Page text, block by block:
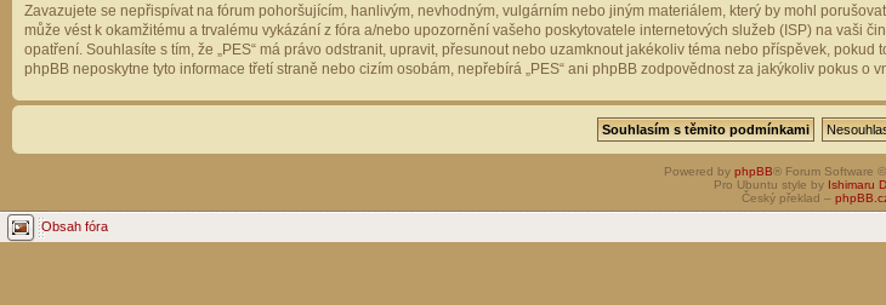
Zavazujete se nepřispívat na fórum pohoršujícím, hanlivým, nevhodným, vulgárním nebo jiným materiálem, který by mohl
může vést k okamžitému a trvalému vykázání z fóra a/nebo upozornění vašeho poskytovatele internetových služeb (ISP) na vaši
opatření. Souhlasíte s tím, že „PES“ má právo odstranit, upravit, přesunout nebo uzamknout jakékoliv téma nebo příspěvek,
phpBB neposkytne tyto informace třetí straně nebo cizím osobám, nepřebírá „PES“ ani phpBB zodpovědnost za jakýkoliv pokus o
Powered by phpBB® Forum Software
Pro Ubuntu style by Ishimaru
Český překlad –
Obsah fóra